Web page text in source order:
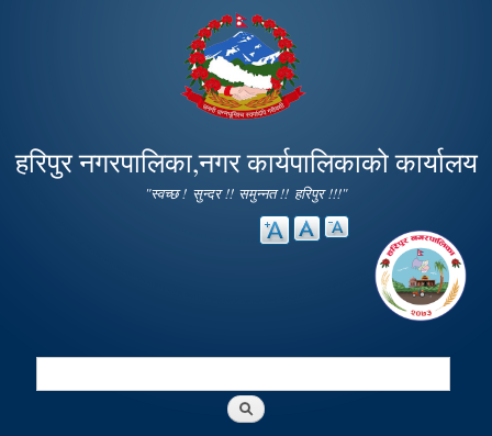
main
content
हरिपुर नगरपालिका,नगर कार्यपालिकाको कार्यालय
"स्वच्छ ! सुन्दर !! समुन्नत !! हरिपुर !!!"
Search